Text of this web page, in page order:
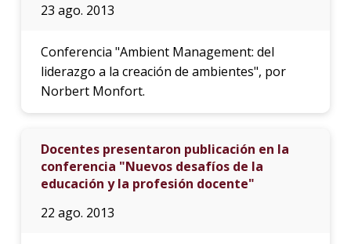
23 ago. 2013
Conferencia "Ambient Management: del
liderazgo a la creación de ambientes", por
Norbert Monfort.
Docentes presentaron publicación en la
conferencia "Nuevos desafíos de la
educación y la profesión docente"
22 ago. 2013